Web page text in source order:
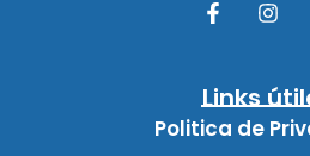
Links
Politica de